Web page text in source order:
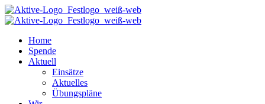
Home
Spende
Aktuell
Einsätze
Aktuelles
Übungspläne